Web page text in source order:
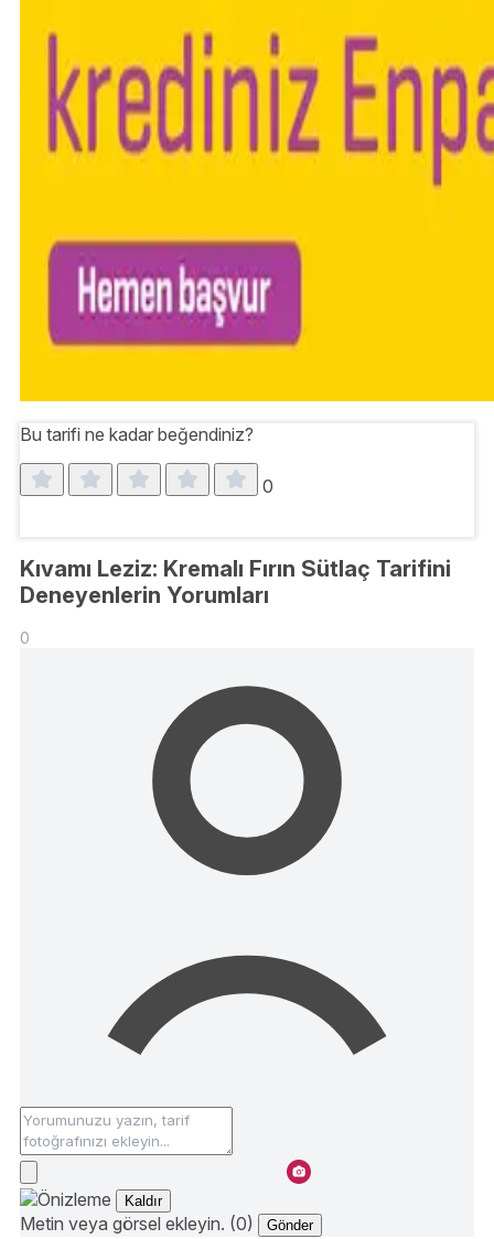
Bu tarifi ne kadar beğendiniz?
0
Kıvamı Leziz: Kremalı Fırın Sütlaç Tarifini
Deneyenlerin Yorumları
0
Kaldır
Metin veya görsel ekleyin. (0) Gönder